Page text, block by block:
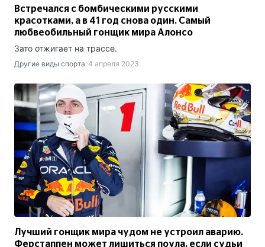
Встречался с бомбическими русскими
красотками, а в 41 год снова один. Самый
любвеобильный гонщик мира Алонсо
Зато отжигает на трассе.
Другие виды спорта 4 апреля 2023
Лучший гонщик мира чудом не устроил аварию.
Ферстаппен может лишиться поула, если судьи